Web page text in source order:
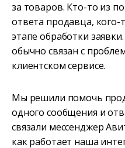
за товаров. Кто-то из
ответа продавца,
этапе обработки
обычно связан с
клиентском сервисе.
Мы решили помочь
одного сообщения и
связали мессенджер
как работает наша